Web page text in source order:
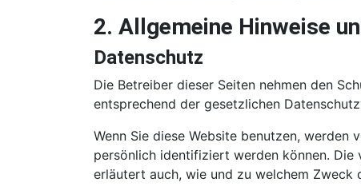
2. Allgemeine Hinweise
Datenschutz
Die Betreiber dieser Seiten nehmen den
entsprechend der gesetzlichen
Wenn Sie diese Website benutzen, werden
persönlich identifiziert werden können.
erläutert auch, wie und zu welchem Zweck